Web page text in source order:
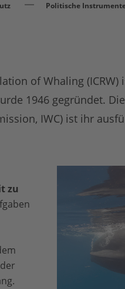
Politische
of Whaling (ICRW)
1946 gegründet.
IWC) ist ihr
zu